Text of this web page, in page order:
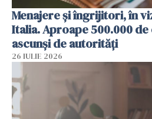
Menajere și îngrijitori, în
Italia. Aproape 500.000
ascunși de autorități
26 IULIE 2026